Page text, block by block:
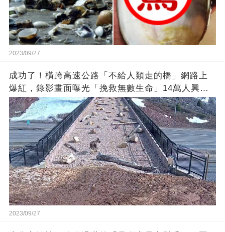
2023/09/27
成功了！橫跨高速公路「不給人類走的橋」網路上
爆紅，錄影畫面曝光「挽救無數生命」14萬人興奮
歡呼
2023/09/27